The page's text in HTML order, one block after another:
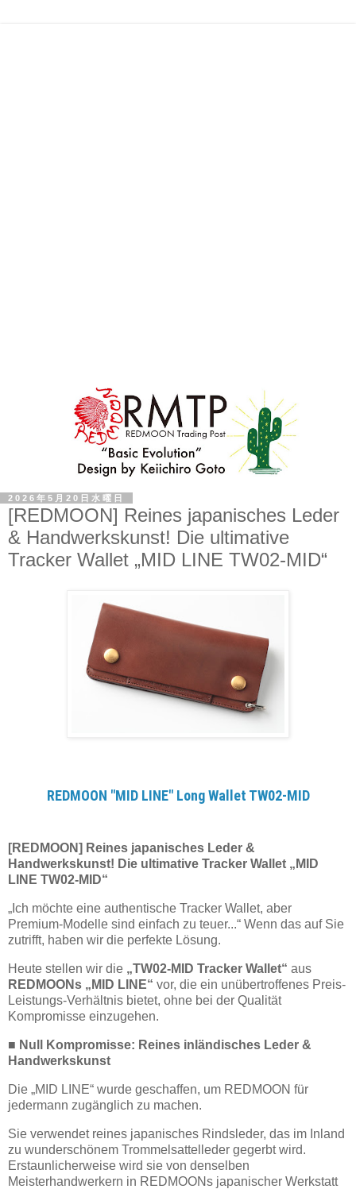
2026年5月20日水曜日
[REDMOON] Reines japanisches Leder
& Handwerkskunst! Die ultimative
Tracker Wallet „MID LINE TW02-MID“
REDMOON "MID LINE" Long Wallet TW02-MID
[REDMOON] Reines japanisches Leder &
Handwerkskunst! Die ultimative Tracker Wallet „MID
LINE TW02-MID“
„Ich möchte eine authentische Tracker Wallet, aber
Premium-Modelle sind einfach zu teuer...“ Wenn das auf Sie
zutrifft, haben wir die perfekte Lösung.
Heute stellen wir die „TW02-MID Tracker Wallet“ aus
REDMOONs „MID LINE“ vor, die ein unübertroffenes Preis-
Leistungs-Verhältnis bietet, ohne bei der Qualität
Kompromisse einzugehen.
■ Null Kompromisse: Reines inländisches Leder &
Handwerkskunst
Die „MID LINE“ wurde geschaffen, um REDMOON für
jedermann zugänglich zu machen.
Sie verwendet reines japanisches Rindsleder, das im Inland
zu wunderschönem Trommelsattelleder gegerbt wird.
Erstaunlicherweise wird sie von denselben
Meisterhandwerkern in REDMOONs japanischer Werkstatt